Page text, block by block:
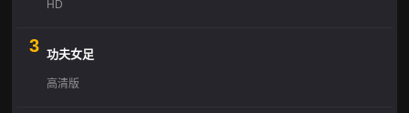
HD
3 功夫女足
高清版